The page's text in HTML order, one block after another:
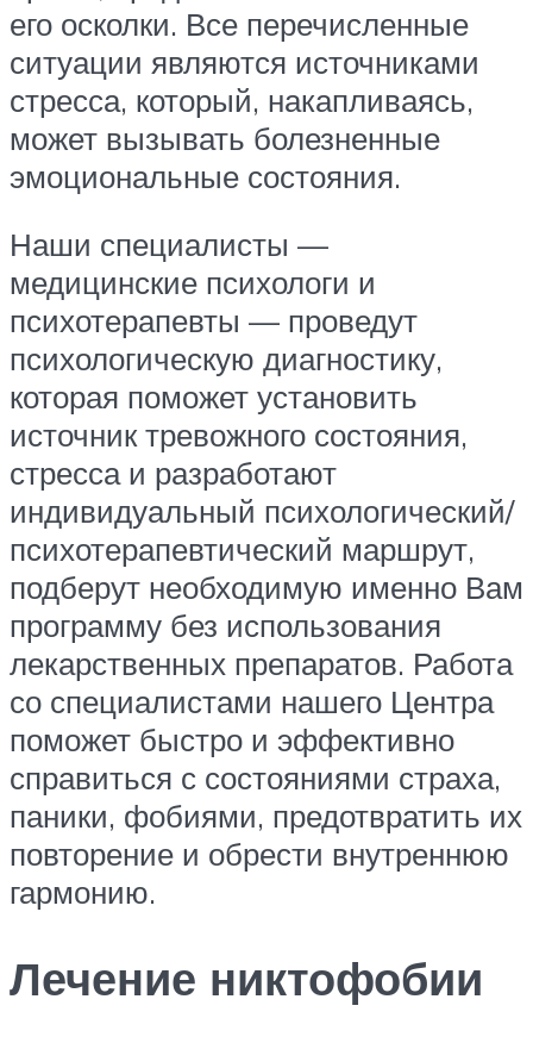
его осколки. Все перечисленные
ситуации являются источниками
стресса, который, накапливаясь,
может вызывать болезненные
эмоциональные состояния.
Наши специалисты —
медицинские психологи и
психотерапевты — проведут
психологическую диагностику,
которая поможет установить
источник тревожного состояния,
стресса и разработают
индивидуальный психологический/
психотерапевтический маршрут,
подберут необходимую именно Вам
программу без использования
лекарственных препаратов. Работа
со специалистами нашего Центра
поможет быстро и эффективно
справиться с состояниями страха,
паники, фобиями, предотвратить их
повторение и обрести внутреннюю
гармонию.
Лечение никтофобии